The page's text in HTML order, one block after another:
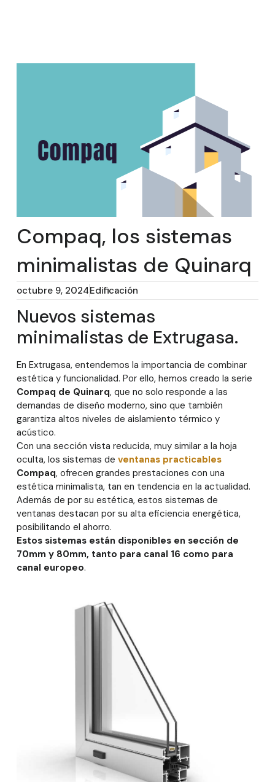
Compaq, los sistemas
minimalistas de Quinarq
octubre 9, 2024Edificación
Nuevos sistemas
minimalistas de Extrugasa.
En Extrugasa, entendemos la importancia de combinar
estética y funcionalidad. Por ello, hemos creado la serie
Compaq de Quinarq, que no solo responde a las
demandas de diseño moderno, sino que también
garantiza altos niveles de aislamiento térmico y
acústico.
Con una sección vista reducida, muy similar a la hoja
oculta, los sistemas de ventanas practicables
Compaq, ofrecen grandes prestaciones con una
estética minimalista, tan en tendencia en la actualidad.
Además de por su estética, estos sistemas de
ventanas destacan por su alta eficiencia energética,
posibilitando el ahorro.
Estos sistemas están disponibles en sección de
70mm y 80mm, tanto para canal 16 como para
canal europeo.